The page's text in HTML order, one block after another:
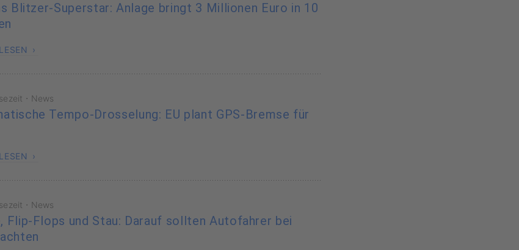
Blitzer-Superstar: Anlage bringt 3 Millionen Euro in 10
· News
Tempo-Drosselung: EU plant GPS-Bremse für
· News
Flip-Flops und Stau: Darauf sollten Autofahrer bei